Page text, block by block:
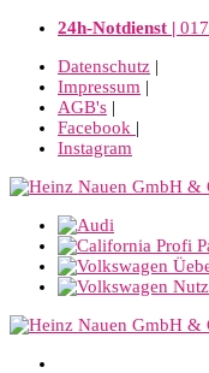
24h-Notdienst |
Datenschutz |
Impressum |
AGB's |
Facebook |
Instagram